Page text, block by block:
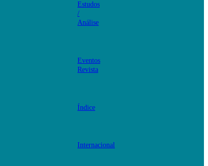
Estudos
/
Análise
Eventos
Revista
Índice
Internacional